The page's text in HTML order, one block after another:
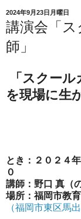
2024年9月23日月曜日
講演会「
師」
「スクー
を現場に生
とき：２０２４
０
講師：野口 真（
場所：福岡市教
（福岡市東区馬